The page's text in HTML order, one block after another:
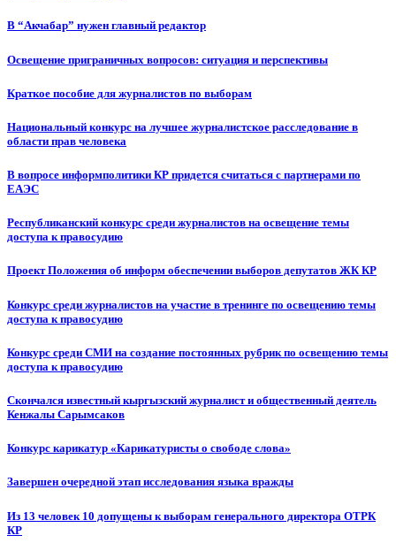
В “Акчабар” нужен главный редактор
Освещение приграничных вопросов: ситуация и перспективы
Краткое пособие для журналистов по выборам
Национальный конкурс на лучшее журналистское расследование в
области прав человека
В вопросе информполитики КР придется считаться с партнерами по
ЕАЭС
Республиканский конкурс среди журналистов на освещение темы
доступа к правосудию
Проект Положения об информ обеспечении выборов депутатов ЖК КР
Конкурс среди журналистов на участие в тренинге по освещению темы
доступа к правосудию
Конкурс среди СМИ на создание постоянных рубрик по освещению темы
доступа к правосудию
Скончался известный кыргызский журналист и общественный деятель
Кенжалы Сарымсаков
Конкурс карикатур «Карикатуристы о свободе слова»
Завершен очередной этап исследования языка вражды
Из 13 человек 10 допущены к выборам генерального директора ОТРК
КР